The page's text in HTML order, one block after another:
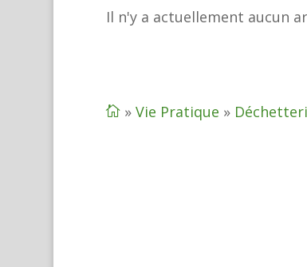
Il n'y a actuellement aucun
 »Vie Pratique »